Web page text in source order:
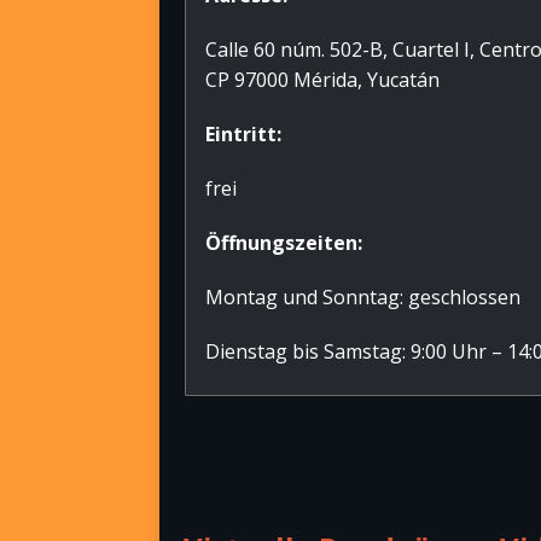
Calle 60 núm. 502-B, Cuartel I, Centro
CP 97000 Mérida, Yucatán
Eintritt:
frei
Öffnungszeiten:
Montag und Sonntag: geschlossen
Dienstag bis Samstag: 9:00 Uhr –